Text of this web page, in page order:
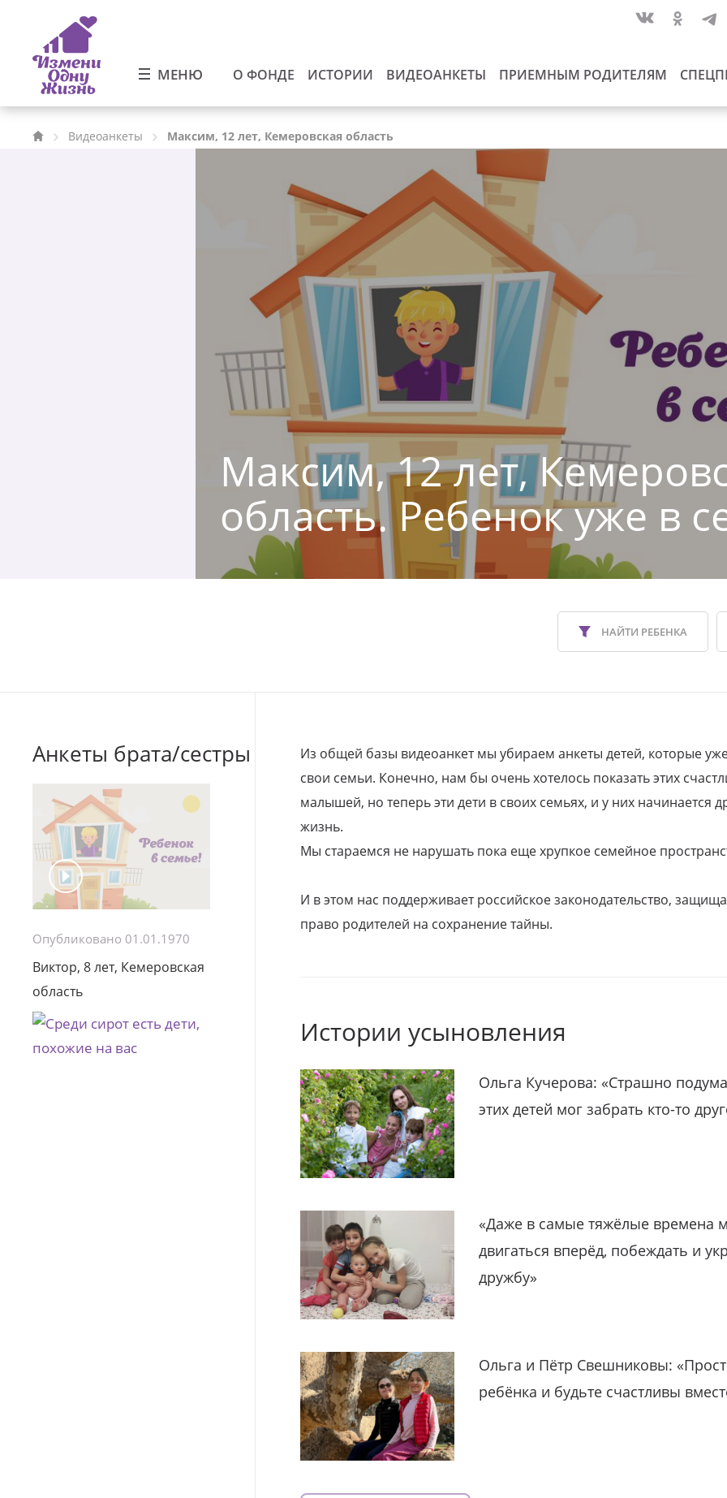
МЕНЮ О ФОНДЕ ИСТОРИИ ВИДЕОАНКЕТЫ ПРИЕМНЫМ РОДИТЕЛЯМ
Видеоанкеты Максим, 12 лет, Кемеровская область
Максим, 12 лет,
область. Ребенок уже в
НАЙТИ РЕБЕНКА
Анкеты брата/сестры
Опубликовано 01.01.1970
Виктор, 8 лет, Кемеровская
область
Из общей базы видеоанкет мы убираем анкеты детей, которые
свои семьи. Конечно, нам бы очень хотелось показать этих
малышей, но теперь эти дети в своих семьях, и у них начинается
жизнь.
Мы стараемся не нарушать пока еще хрупкое семейное
И в этом нас поддерживает российское законодательство,
право родителей на сохранение тайны.
Истории усыновления
Ольга Кучерова: «Страшно
этих детей мог забрать кто-то
«Даже в самые тяжёлые времена
двигаться вперёд, побеждать и
дружбу»
Ольга и Пётр Свешниковы:
ребёнка и будьте счастливы